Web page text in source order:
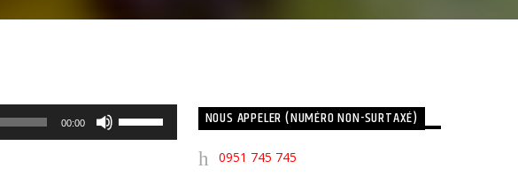
00:00
Utilisez
les
NOUS APPELER (NUMÉRO NON-SURTAXÉ)
0951 745 745